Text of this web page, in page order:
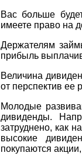
Вас больше
имеете право на
Держателям
прибыль
Величина
от перспектив ее
Молодые
дивиденды.
затруднено, как
высокие
покупаются